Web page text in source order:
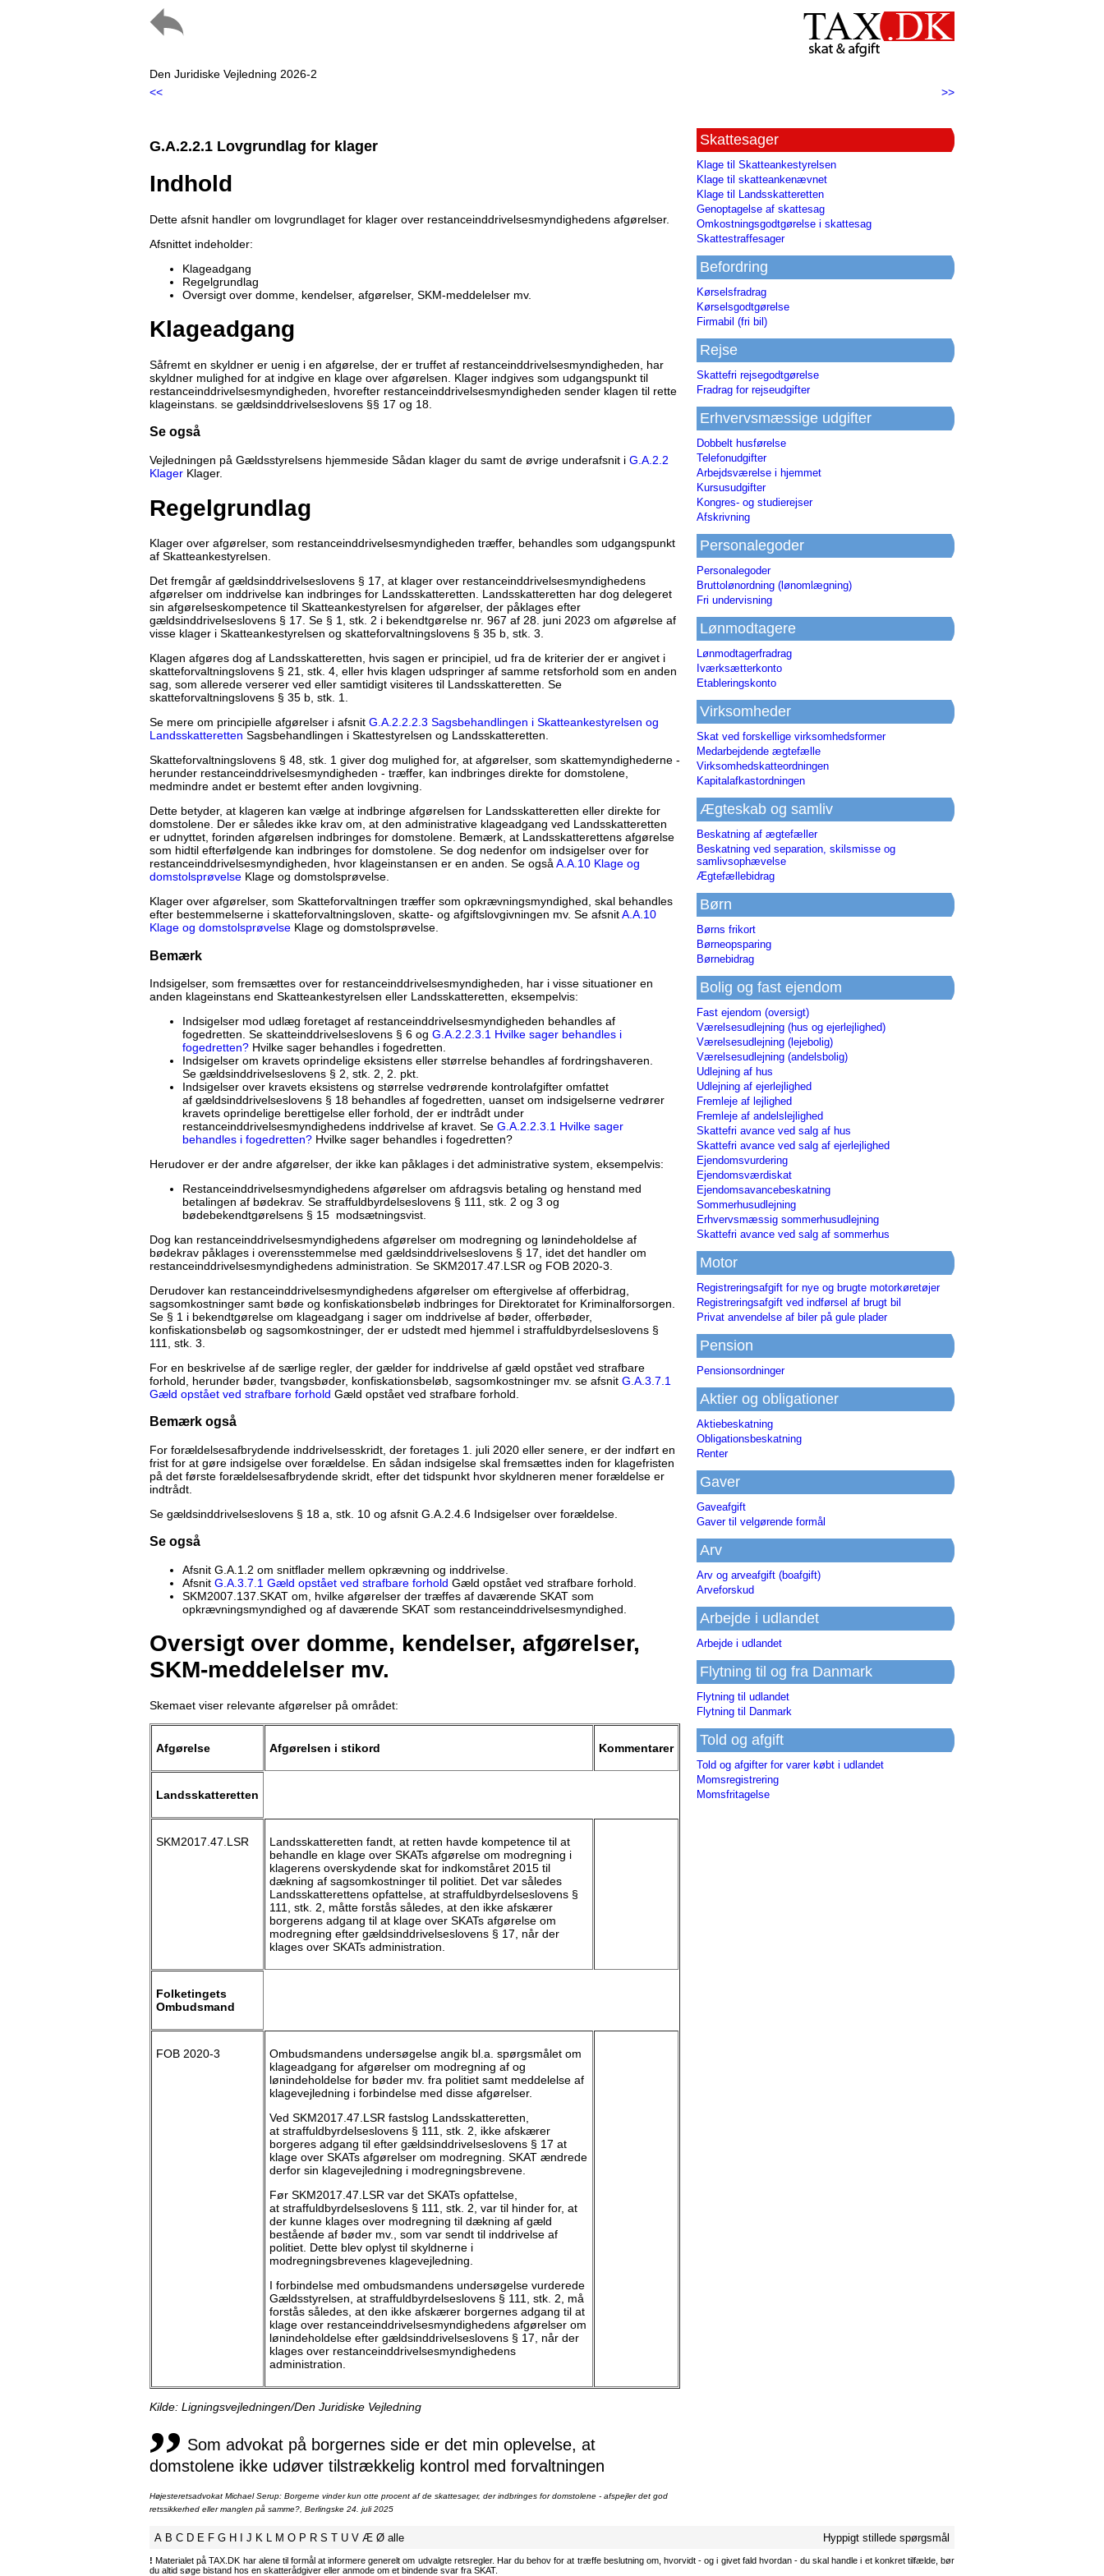
Den Juridiske Vejledning 2026-2
<<
>>
G.A.2.2.1 Lovgrundlag for klager
Indhold
Dette afsnit handler om lovgrundlaget for klager over restanceinddrivelsesmyndighedens afgørelser.
Afsnittet indeholder:
Klageadgang
Regelgrundlag
Oversigt over domme, kendelser, afgørelser, SKM-meddelelser mv.
Klageadgang
Såfremt en skyldner er uenig i en afgørelse, der er truffet af restanceinddrivelsesmyndigheden, har
skyldner mulighed for at indgive en klage over afgørelsen. Klager indgives som udgangspunkt til
restanceinddrivelsesmyndigheden, hvorefter restanceinddrivelsesmyndigheden sender klagen til rette
klageinstans. se gældsinddrivelseslovens §§ 17 og 18.
Se også
Vejledningen på Gældsstyrelsens hjemmeside Sådan klager du samt de øvrige underafsnit i G.A.2.2
Klager Klager.
Regelgrundlag
Klager over afgørelser, som restanceinddrivelsesmyndigheden træffer, behandles som udgangspunkt
af Skatteankestyrelsen.
Det fremgår af gældsinddrivelseslovens § 17, at klager over restanceinddrivelsesmyndighedens
afgørelser om inddrivelse kan indbringes for Landsskatteretten. Landsskatteretten har dog delegeret
sin afgørelseskompetence til Skatteankestyrelsen for afgørelser, der påklages efter
gældsinddrivelseslovens § 17. Se § 1, stk. 2 i bekendtgørelse nr. 967 af 28. juni 2023 om afgørelse af
visse klager i Skatteankestyrelsen og skatteforvaltningslovens § 35 b, stk. 3.
Klagen afgøres dog af Landsskatteretten, hvis sagen er principiel, ud fra de kriterier der er angivet i
skatteforvaltningslovens § 21, stk. 4, eller hvis klagen udspringer af samme retsforhold som en anden
sag, som allerede verserer ved eller samtidigt visiteres til Landsskatteretten. Se
skatteforvaltningslovens § 35 b, stk. 1.
Se mere om principielle afgørelser i afsnit G.A.2.2.2.3 Sagsbehandlingen i Skatteankestyrelsen og
Landsskatteretten Sagsbehandlingen i Skattestyrelsen og Landsskatteretten.
Skatteforvaltningslovens § 48, stk. 1 giver dog mulighed for, at afgørelser, som skattemyndighederne -
herunder restanceinddrivelsesmyndigheden - træffer, kan indbringes direkte for domstolene,
medmindre andet er bestemt efter anden lovgivning.
Dette betyder, at klageren kan vælge at indbringe afgørelsen for Landsskatteretten eller direkte for
domstolene. Der er således ikke krav om, at den administrative klageadgang ved Landsskatteretten
er udnyttet, forinden afgørelsen indbringes for domstolene. Bemærk, at Landsskatterettens afgørelse
som hidtil efterfølgende kan indbringes for domstolene. Se dog nedenfor om indsigelser over for
restanceinddrivelsesmyndigheden, hvor klageinstansen er en anden. Se ogsåA.A.10 Klage og
domstolsprøvelse Klage og domstolsprøvelse.
Klager over afgørelser, som Skatteforvaltningen træffer som opkrævningsmyndighed, skal behandles
efter bestemmelserne i skatteforvaltningsloven, skatte- og afgiftslovgivningen mv. Se afsnitA.A.10
Klage og domstolsprøvelse Klage og domstolsprøvelse.
Bemærk
Indsigelser, som fremsættes over for restanceinddrivelsesmyndigheden, har i visse situationer en
anden klageinstans end Skatteankestyrelsen eller Landsskatteretten, eksempelvis:
Indsigelser mod udlæg foretaget af restanceinddrivelsesmyndigheden behandles af
fogedretten. Se skatteinddrivelseslovens § 6 og G.A.2.2.3.1 Hvilke sager behandles i
fogedretten? Hvilke sager behandles i fogedretten.
Indsigelser om kravets oprindelige eksistens eller størrelse behandles af fordringshaveren.
Se gældsinddrivelseslovens § 2, stk. 2, 2. pkt.
Indsigelser over kravets eksistens og størrelse vedrørende kontrolafgifter omfattet
af gældsinddrivelseslovens § 18 behandles af fogedretten, uanset om indsigelserne vedrører
kravets oprindelige berettigelse eller forhold, der er indtrådt under
restanceinddrivelsesmyndighedens inddrivelse af kravet. Se G.A.2.2.3.1 Hvilke sager
behandles i fogedretten? Hvilke sager behandles i fogedretten?
Herudover er der andre afgørelser, der ikke kan påklages i det administrative system, eksempelvis:
Restanceinddrivelsesmyndighedens afgørelser om afdragsvis betaling og henstand med
betalingen af bødekrav. Se straffuldbyrdelseslovens § 111, stk. 2 og 3 og
bødebekendtgørelsens § 15 modsætningsvist.
Dog kan restanceinddrivelsesmyndighedens afgørelser om modregning og lønindeholdelse af
bødekrav påklages i overensstemmelse med gældsinddrivelseslovens § 17, idet det handler om
restanceinddrivelsesmyndighedens administration. Se SKM2017.47.LSR og FOB 2020-3.
Derudover kan restanceinddrivelsesmyndighedens afgørelser om eftergivelse af offerbidrag,
sagsomkostninger samt bøde og konfiskationsbeløb indbringes for Direktoratet for Kriminalforsorgen.
Se § 1 i bekendtgørelse om klageadgang i sager om inddrivelse af bøder, offerbøder,
konfiskationsbeløb og sagsomkostninger, der er udstedt med hjemmel i straffuldbyrdelseslovens §
111, stk. 3.
For en beskrivelse af de særlige regler, der gælder for inddrivelse af gæld opstået ved strafbare
forhold, herunder bøder, tvangsbøder, konfiskationsbeløb, sagsomkostninger mv. se afsnit G.A.3.7.1
Gæld opstået ved strafbare forhold Gæld opstået ved strafbare forhold.
Bemærk også
For forældelsesafbrydende inddrivelsesskridt, der foretages 1. juli 2020 eller senere, er der indført en
frist for at gøre indsigelse over forældelse. En sådan indsigelse skal fremsættes inden for klagefristen
på det første forældelsesafbrydende skridt, efter det tidspunkt hvor skyldneren mener forældelse er
indtrådt.
Se gældsinddrivelseslovens § 18 a, stk. 10 og afsnit G.A.2.4.6 Indsigelser over forældelse.
Se også
Afsnit G.A.1.2 om snitflader mellem opkrævning og inddrivelse.
Afsnit G.A.3.7.1 Gæld opstået ved strafbare forhold Gæld opstået ved strafbare forhold.
SKM2007.137.SKAT om, hvilke afgørelser der træffes af daværende SKAT som
opkrævningsmyndighed og af daværende SKAT som restanceinddrivelsesmyndighed.
Oversigt over domme, kendelser, afgørelser,
SKM-meddelelser mv.
Skemaet viser relevante afgørelser på området:
Afgørelse Afgørelsen i stikord Kommentarer
Landsskatteretten
SKM2017.47.LSR
Landsskatteretten fandt, at retten havde kompetence til at
behandle en klage over SKATs afgørelse om modregning i
klagerens overskydende skat for indkomståret 2015 til
dækning af sagsomkostninger til politiet. Det var således
Landsskatterettens opfattelse, at straffuldbyrdelseslovens §
111, stk. 2, måtte forstås således, at den ikke afskærer
borgerens adgang til at klage over SKATs afgørelse om
modregning efter gældsinddrivelseslovens § 17, når der
klages over SKATs administration.
Folketingets
Ombudsmand
FOB 2020-3
Ombudsmandens undersøgelse angik bl.a. spørgsmålet om
klageadgang for afgørelser om modregning af og
lønindeholdelse for bøder mv. fra politiet samt meddelelse af
klagevejledning i forbindelse med disse afgørelser.
Ved SKM2017.47.LSR fastslog Landsskatteretten,
at straffuldbyrdelseslovens § 111, stk. 2, ikke afskærer
borgeres adgang til efter gældsinddrivelseslovens § 17 at
klage over SKATs afgørelser om modregning. SKAT ændrede
derfor sin klagevejledning i modregningsbrevene.
Før SKM2017.47.LSR var det SKATs opfattelse,
at straffuldbyrdelseslovens § 111, stk. 2, var til hinder for, at
der kunne klages over modregning til dækning af gæld
bestående af bøder mv., som var sendt til inddrivelse af
politiet. Dette blev oplyst til skyldnerne i
modregningsbrevenes klagevejledning.
I forbindelse med ombudsmandens undersøgelse vurderede
Gældsstyrelsen, at straffuldbyrdelseslovens § 111, stk. 2, må
forstås således, at den ikke afskærer borgernes adgang til at
klage over restanceinddrivelsesmyndighedens afgørelser om
lønindeholdelse efter gældsinddrivelseslovens § 17, når der
klages over restanceinddrivelsesmyndighedens
administration.
Kilde: Ligningsvejledningen/Den Juridiske Vejledning
,, Som advokat på borgernes side er det min oplevelse, at
domstolene ikke udøver tilstrækkelig kontrol med forvaltningen
Højesteretsadvokat Michael Serup: Borgerne vinder kun otte procent af de skattesager, der indbringes for domstolene - afspejler det god
retssikkerhed eller manglen på samme?, Berlingske 24. juli 2025
Skattesager
Klage til Skatteankestyrelsen
Klage til skatteankenævnet
Klage til Landsskatteretten
Genoptagelse af skattesag
Omkostningsgodtgørelse i skattesag
Skattestraffesager
Befordring
Kørselsfradrag
Kørselsgodtgørelse
Firmabil (fri bil)
Rejse
Skattefri rejsegodtgørelse
Fradrag for rejseudgifter
Erhvervsmæssige udgifter
Dobbelt husførelse
Telefonudgifter
Arbejdsværelse i hjemmet
Kursusudgifter
Kongres- og studierejser
Afskrivning
Personalegoder
Personalegoder
Bruttolønordning (lønomlægning)
Fri undervisning
Lønmodtagere
Lønmodtagerfradrag
Iværksætterkonto
Etableringskonto
Virksomheder
Skat ved forskellige virksomhedsformer
Medarbejdende ægtefælle
Virksomhedskatteordningen
Kapitalafkastordningen
Ægteskab og samliv
Beskatning af ægtefæller
Beskatning ved separation, skilsmisse og
samlivsophævelse
Ægtefællebidrag
Børn
Børns frikort
Børneopsparing
Børnebidrag
Bolig og fast ejendom
Fast ejendom (oversigt)
Værelsesudlejning (hus og ejerlejlighed)
Værelsesudlejning (lejebolig)
Værelsesudlejning (andelsbolig)
Udlejning af hus
Udlejning af ejerlejlighed
Fremleje af lejlighed
Fremleje af andelslejlighed
Skattefri avance ved salg af hus
Skattefri avance ved salg af ejerlejlighed
Ejendomsvurdering
Ejendomsværdiskat
Ejendomsavancebeskatning
Sommerhusudlejning
Erhvervsmæssig sommerhusudlejning
Skattefri avance ved salg af sommerhus
Motor
Registreringsafgift for nye og brugte motorkøretøjer
Registreringsafgift ved indførsel af brugt bil
Privat anvendelse af biler på gule plader
Pension
Pensionsordninger
Aktier og obligationer
Aktiebeskatning
Obligationsbeskatning
Renter
Gaver
Gaveafgift
Gaver til velgørende formål
Arv
Arv og arveafgift (boafgift)
Arveforskud
Arbejde i udlandet
Arbejde i udlandet
Flytning til og fra Danmark
Flytning til udlandet
Flytning til Danmark
Told og afgift
Told og afgifter for varer købt i udlandet
Momsregistrering
Momsfritagelse
A B C D E F G H J K L M O P R S T U V Æ Ø alle Hyppigt stillede spørgsmål
! Materialet på TAX.DK har alene til formål at informere generelt om udvalgte retsregler. Har du behov for at træffe beslutning om, hvorvidt - og i givet fald hvordan - du skal handle i et konkret tilfælde, bør
du altid søge bistand hos en skatterådgiver eller anmode om et bindende svar fra SKAT.